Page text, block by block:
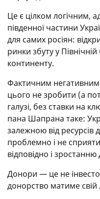
Це є цілком логічним,
південної частини
для самих росіян:
ринки збуту у
континенту.
Фактичним
цього не зробити (а
галузі, без ставки на
пана Шапрана таке:
залежною від ресурсів
проблемно і не
відповідно і
Донори — це не
донорство матиме свій